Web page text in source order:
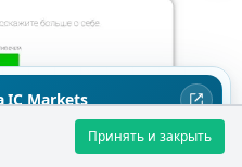
IC Markets
рисками Принять и закрыть